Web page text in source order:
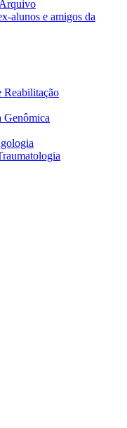
alunos e amigos da
Reabilitação
Genômica